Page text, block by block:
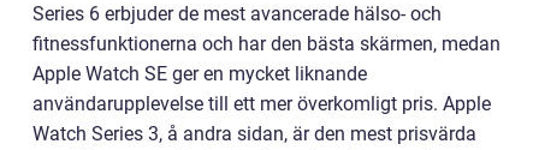
Series 6 erbjuder de mest avancerade hälso- och
fitnessfunktionerna och har den bästa skärmen, medan
Apple Watch SE ger en mycket liknande
användarupplevelse till ett mer överkomligt pris. Apple
Watch Series 3, å andra sidan, är den mest prisvärda